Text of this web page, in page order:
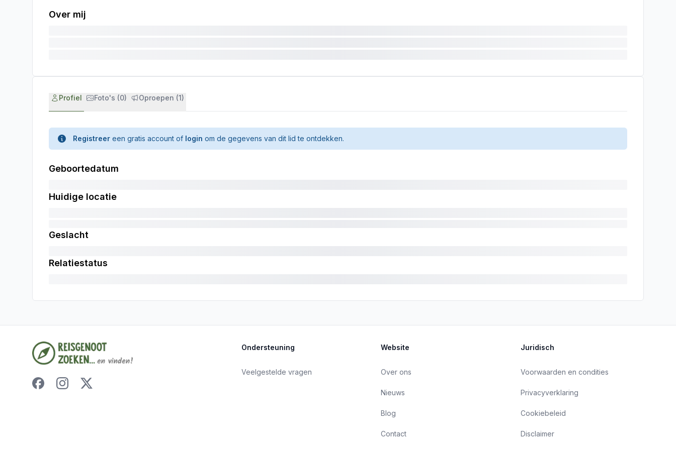
Over mij
Profiel Foto's (0) Oproepen (1)
Registreer een gratis account of login om de gegevens van dit lid te ontdekken.
Geboortedatum
Huidige locatie
Geslacht
Relatiestatus
Ondersteuning
Veelgestelde vragen
Website
Over ons
Nieuws
Blog
Contact
Juridisch
Voorwaarden en condities
Privacyverklaring
Cookiebeleid
Disclaimer